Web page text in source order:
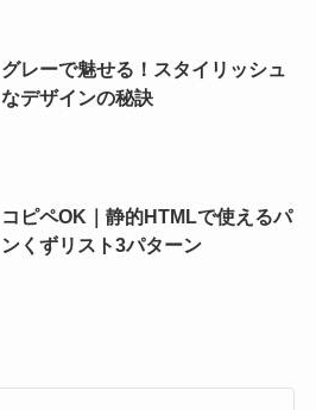
グレーで魅せる！スタイリッシュ
なデザインの秘訣
コピペOK｜静的HTMLで使えるパ
ンくずリスト3パターン